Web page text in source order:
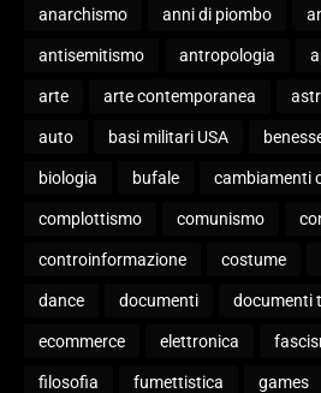
anarchismo anni di piombo
antisemitismo antropologia
arte arte contemporanea
auto basi militari USA
biologia bufale cambiamenti
complottismo comunismo
controinformazione costume
dance documenti documenti
ecommerce elettronica
filosofia fumettistica games